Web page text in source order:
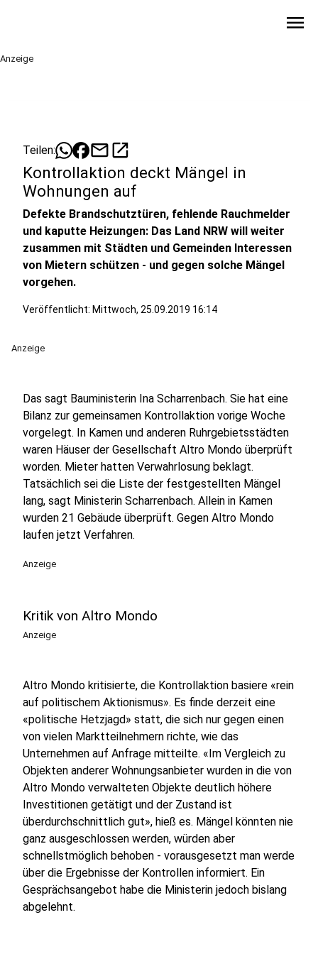
menu
Anzeige
Teilen: mailopen_in_new
Kontrollaktion deckt Mängel in
Wohnungen auf
Defekte Brandschutztüren, fehlende Rauchmelder
und kaputte Heizungen: Das Land NRW will weiter
zusammen mit Städten und Gemeinden Interessen
von Mietern schützen - und gegen solche Mängel
vorgehen.
Veröffentlicht: Mittwoch, 25.09.2019 16:14
Anzeige
Das sagt Bauministerin Ina Scharrenbach. Sie hat eine
Bilanz zur gemeinsamen Kontrollaktion vorige Woche
vorgelegt. In Kamen und anderen Ruhrgebietsstädten
waren Häuser der Gesellschaft Altro Mondo überprüft
worden. Mieter hatten Verwahrlosung beklagt.
Tatsächlich sei die Liste der festgestellten Mängel
lang, sagt Ministerin Scharrenbach. Allein in Kamen
wurden 21 Gebäude überprüft. Gegen Altro Mondo
laufen jetzt Verfahren.
Anzeige
Kritik von Altro Mondo
Anzeige
Altro Mondo kritisierte, die Kontrollaktion basiere «rein
auf politischem Aktionismus». Es finde derzeit eine
«politische Hetzjagd» statt, die sich nur gegen einen
von vielen Marktteilnehmern richte, wie das
Unternehmen auf Anfrage mitteilte. «Im Vergleich zu
Objekten anderer Wohnungsanbieter wurden in die von
Altro Mondo verwalteten Objekte deutlich höhere
Investitionen getätigt und der Zustand ist
überdurchschnittlich gut», hieß es. Mängel könnten nie
ganz ausgeschlossen werden, würden aber
schnellstmöglich behoben - vorausgesetzt man werde
über die Ergebnisse der Kontrollen informiert. Ein
Gesprächsangebot habe die Ministerin jedoch bislang
abgelehnt.